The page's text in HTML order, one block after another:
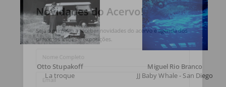
Otto Stupakoff
La troque
Miguel Rio Branco
JJ Baby Whale - San Diego
Novidades do Acervo!
Seja o primeiro a receber novidades do acervo e agenda dos
próximos leilões e exposições.
Nome Completo